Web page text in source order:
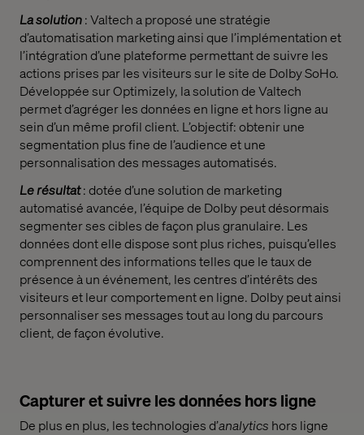
La solution: Valtech a proposé une stratégie
d’automatisation marketing ainsi que l’implémentation et
l’intégration d’une plateforme permettant de suivre les
actions prises par les visiteurs sur le site de Dolby SoHo.
Développée sur Optimizely, la solution de Valtech
permet d’agréger les données en ligne et hors ligne au
sein d’un même profil client. L’objectif: obtenir une
segmentation plus fine de l’audience et une
personnalisation des messages automatisés.
Le résultat: dotée d’une solution de marketing
automatisé avancée, l’équipe de Dolby peut désormais
segmenter ses cibles de façon plus granulaire. Les
données dont elle dispose sont plus riches, puisqu’elles
comprennent des informations telles que le taux de
présence à un événement, les centres d’intérêts des
visiteurs et leur comportement en ligne. Dolby peut ainsi
personnaliser ses messages tout au long du parcours
client, de façon évolutive.
Capturer et suivre les données hors ligne
De plus en plus, les technologies d’analytics hors ligne